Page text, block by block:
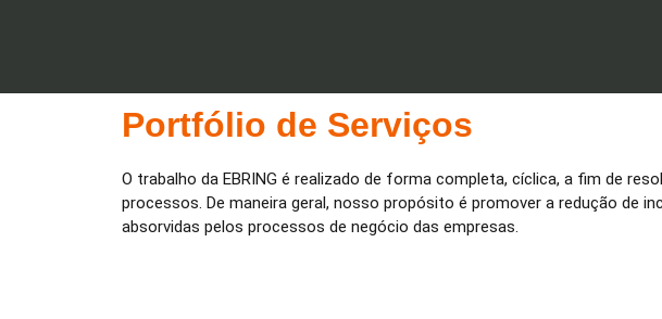
Portfólio de Serviços
O trabalho da EBRING é realizado de forma completa, cíclica, a fim de
processos. De maneira geral, nosso propósito é promover a redução de
absorvidas pelos processos de negócio das empresas.